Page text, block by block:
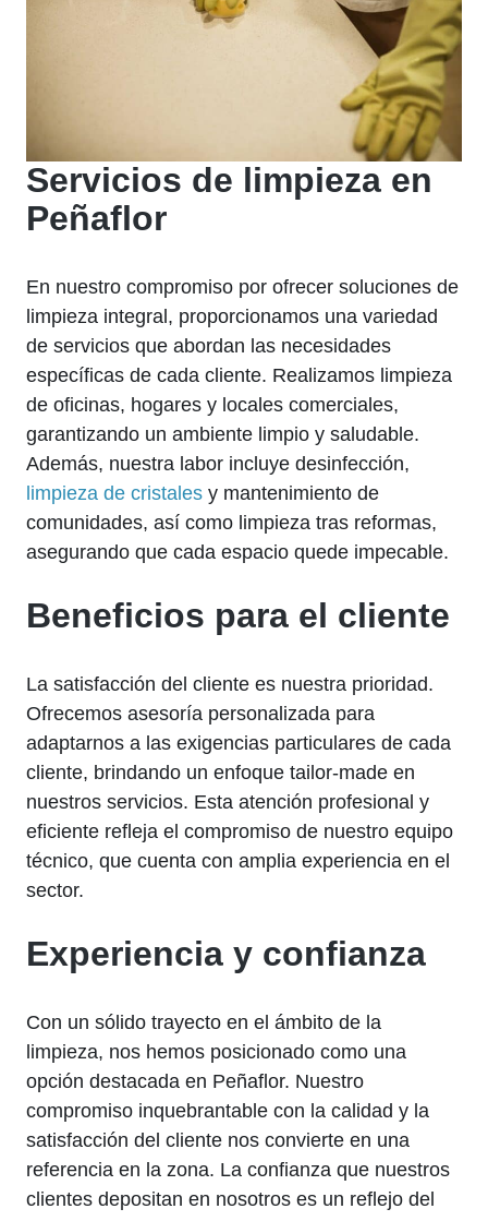
Servicios de limpieza en
Peñaflor
En nuestro compromiso por ofrecer soluciones de
limpieza integral, proporcionamos una variedad
de servicios que abordan las necesidades
específicas de cada cliente. Realizamos limpieza
de oficinas, hogares y locales comerciales,
garantizando un ambiente limpio y saludable.
Además, nuestra labor incluye desinfección,
limpieza de cristales y mantenimiento de
comunidades, así como limpieza tras reformas,
asegurando que cada espacio quede impecable.
Beneficios para el cliente
La satisfacción del cliente es nuestra prioridad.
Ofrecemos asesoría personalizada para
adaptarnos a las exigencias particulares de cada
cliente, brindando un enfoque tailor-made en
nuestros servicios. Esta atención profesional y
eficiente refleja el compromiso de nuestro equipo
técnico, que cuenta con amplia experiencia en el
sector.
Experiencia y confianza
Con un sólido trayecto en el ámbito de la
limpieza, nos hemos posicionado como una
opción destacada en Peñaflor. Nuestro
compromiso inquebrantable con la calidad y la
satisfacción del cliente nos convierte en una
referencia en la zona. La confianza que nuestros
clientes depositan en nosotros es un reflejo del